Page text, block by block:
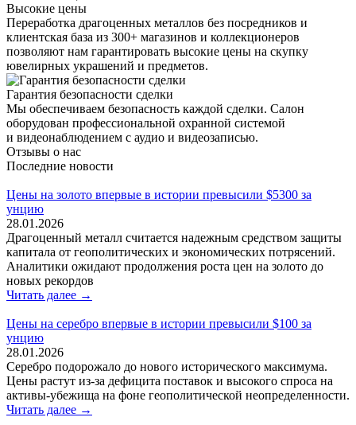
Высокие цены
Переработка драгоценных металлов без посредников и
клиентская база из 300+ магазинов и коллекционеров
позволяют нам гарантировать высокие цены на скупку
ювелирных украшений и предметов.
Гарантия безопасности сделки
Мы обеспечиваем безопасность каждой сделки. Салон
оборудован профессиональной охранной системой
и видеонаблюдением с аудио и видеозаписью.
Отзывы о нас
Последние новости
Цены на золото впервые в истории превысили $5300 за
унцию
28.01.2026
Драгоценный металл считается надежным средством защиты
капитала от геополитических и экономических потрясений.
Аналитики ожидают продолжения роста цен на золото до
новых рекордов
Читать далее →
Цены на серебро впервые в истории превысили $100 за
унцию
28.01.2026
Серебро подорожало до нового исторического максимума.
Цены растут из-за дефицита поставок и высокого спроса на
активы-убежища на фоне геополитической неопределенности.
Читать далее →